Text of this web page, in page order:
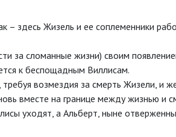
здесь Жизель и ее соплеменники
за сломанные жизни) своим
к беспощадным Виллисам.
возмездия за смерть Жизели, и
вместе на границе между жизнью и
уходят, а Альберт, ныне